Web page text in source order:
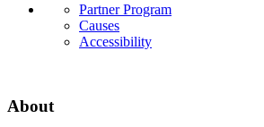
Partner Program
Causes
Accessibility
About